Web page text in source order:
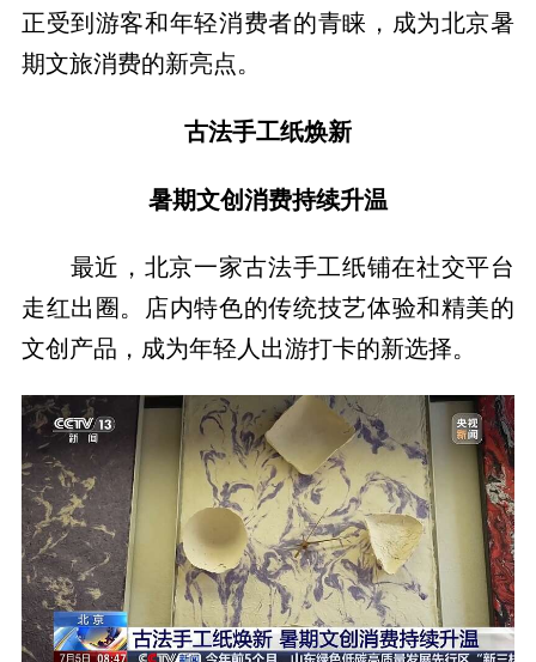
正受到游客和年轻消费者的青睐，成为北京暑
期文旅消费的新亮点。
古法手工纸焕新
暑期文创消费持续升温
最近，北京一家古法手工纸铺在社交平台
走红出圈。店内特色的传统技艺体验和精美的
文创产品，成为年轻人出游打卡的新选择。